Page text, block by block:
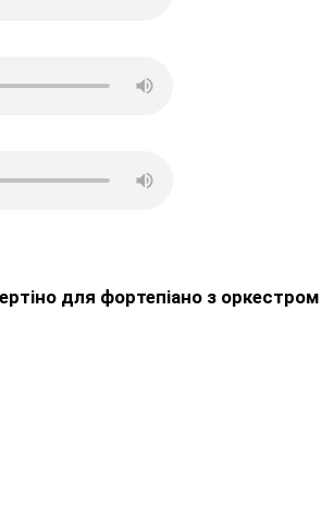
для фортепіано з оркестром